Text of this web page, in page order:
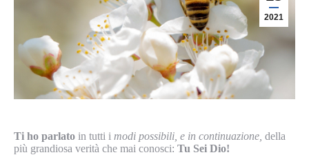
2021
Ti ho parlato in tutti i modi possibili, e in continuazione, della
più grandiosa verità che mai conosci: Tu Sei Dio!